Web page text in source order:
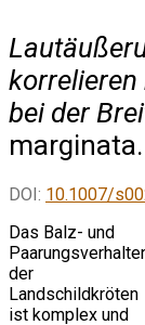
bei der
marginata.
DOI: 10.1007/
Das Balz- und
der
Landschildkröten
ist komplex und